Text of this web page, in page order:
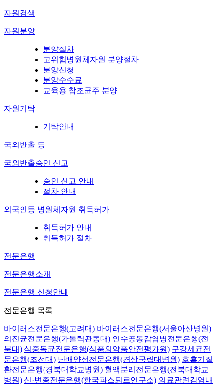
자원검색
자원분양
분양절차
고위험병원체자원 분양절차
분양신청
분양수수료
교육용 참조균주 분양
자원기탁
기탁안내
국외반출 등
국외반출승인 신고
승인 신고 안내
절차 안내
외국인등 병원체자원 취득허가
취득허가 안내
취득허가 절차
전문은행
전문은행소개
전문은행 신청안내
전문은행 목록
바이러스전문은행(고려대) 바이러스전문은행(서울아산병원)
의진균전문은행(가톨릭관동대) 인수공통감염병전문은행(전
북대) 식중독균전문은행(식품의약품안전평가원) 구강세균전
문은행(조선대) 난배양성전문은행(경상국립대병원) 호흡기질
환전문은행(경북대학교병원) 혈액분리전문은행(전북대학교
병원) 신·변종전문은행(한국파스퇴르연구소) 의료관련감염내